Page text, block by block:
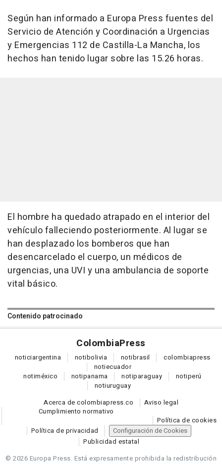
Según han informado a Europa Press fuentes del
Servicio de Atención y Coordinación a Urgencias
y Emergencias 112 de Castilla-La Mancha, los
hechos han tenido lugar sobre las 15.26 horas.
El hombre ha quedado atrapado en el interior del
vehículo falleciendo posteriormente. Al lugar se
han desplazado los bomberos que han
desencarcelado el cuerpo, un médicos de
urgencias, una UVI y una ambulancia de soporte
vital básico.
Contenido patrocinado
ColombiaPress
noticiargentina notibolivia notibrasil colombiapress
notiecuador
notiméxico notipanama notiparaguay notiperú
notiuruguay
Acerca de colombiapress.co
Aviso legal
Cumplimiento normativo
Política de cookies
Política de privacidad
Configuración de Cookies
Publicidad estatal
© 2026 Europa Press. Está expresamente prohibida la redistribución